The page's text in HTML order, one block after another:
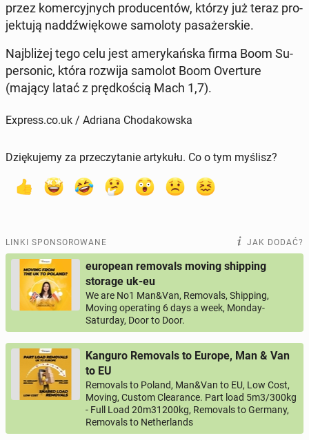
przez ko­mer­cyj­nych pro­du­cen­tów, którzy już teraz pro­
jek­tu­ją nad­dźwię­ko­we sa­mo­lo­ty pa­sa­żer­skie.
Naj­bli­żej tego celu jest ame­ry­kań­ska firma Boom Su­
per­so­nic, która rozwija samolot Boom Over­tu­re
(mający latać z pręd­ko­ścią Mach 1,7).
Express.co.uk / Adriana Chodakowska
Dziękujemy za przeczytanie artykułu. Co o tym myślisz?
LINKI SPONSOROWANE JAK DODAĆ?
european removals moving shipping
storage uk-eu
We are No1 Man&Van, Removals, Shipping,
Moving operating 6 days a week, Monday-
Saturday, Door to Door.
Kanguro Removals to Europe, Man & Van
to EU
Removals to Poland, Man&Van to EU, Low Cost,
Moving, Custom Clearance. Part load 5m3/300kg
- Full Load 20m31200kg, Removals to Germany,
Removals to Netherlands